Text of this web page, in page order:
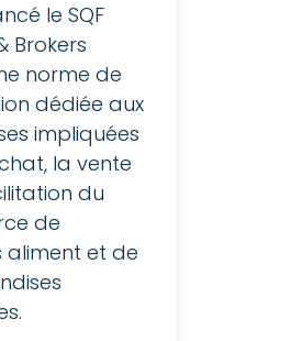
le SQF
Brokers
norme de
dédiée aux
impliquées
la vente
du
de
aliment et de